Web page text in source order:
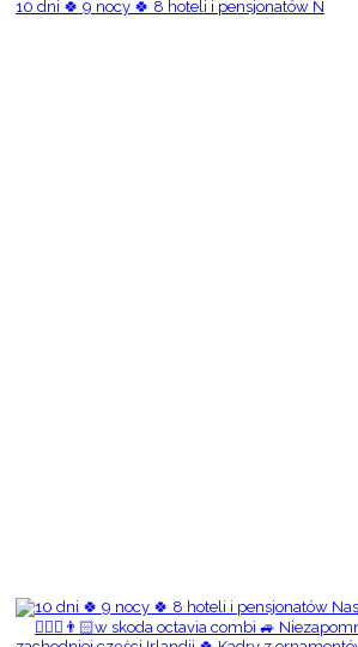
10 dni 🍀 9 nocy 🍀 8 hoteli i pensjonatów N